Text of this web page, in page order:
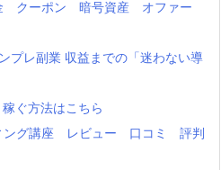
クーポン 暗号資産 オファー
プレ副業 収益までの「迷わない導
ぐ方法はこちら
ィング講座 レビュー 口コミ 評判